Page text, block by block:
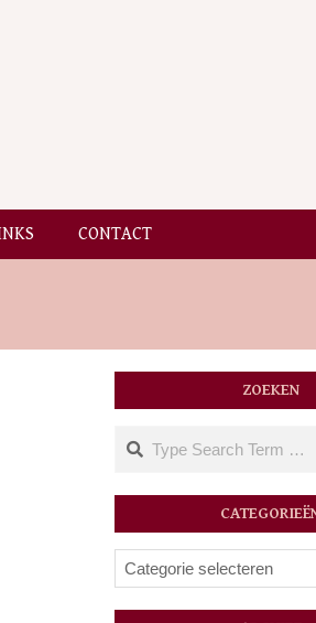
CONTACT
ZOEKEN
Search
Categorieën